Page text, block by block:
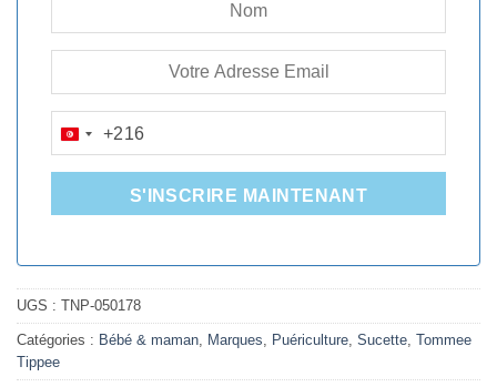
TUNISIA
+216
+216
S'INSCRIRE MAINTENANT
UGS : TNP-050178
Catégories : Bébé & maman, Marques, Puériculture, Sucette, Tommee
Tippee